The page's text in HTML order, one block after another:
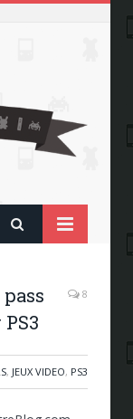
pass
8
, JEUX VIDEO, PS3